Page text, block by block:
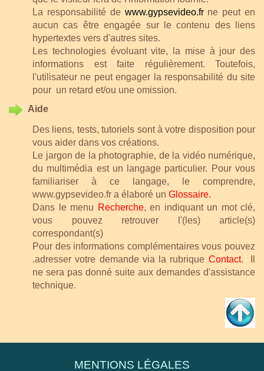
La responsabilité de www.gypsevideo.frne peut en
aucun cas être engagée sur le contenu des liens
hypertextes vers d'autres sites.
Les technologies évoluant vite, la mise à jour des
informations est faite régulièrement. Toutefois,
l'utilisateur ne peut engager la responsabilité du site
pour un retard et/ou une omission.
Aide
Des liens, tests, tutoriels sont à votre disposition pour
vous aider dans vos créations.
Le jargon de la photographie, de la vidéo numérique,
du multimédia est un langage particulier. Pour vous
familiariser à ce langage, le comprendre,
www.gypsevideo.fr a élaboré un Glossaire.
Dans le menu Recherche, en indiquant un mot clé,
vous pouvez retrouver l'(les) article(s)
correspondant(s)
Pour des informations complémentaires vous pouvez
.adresser votre demande via la rubrique Contact.
ne sera pas donné suite aux demandes d'assistance
technique.
MENTIONS LÉGALES